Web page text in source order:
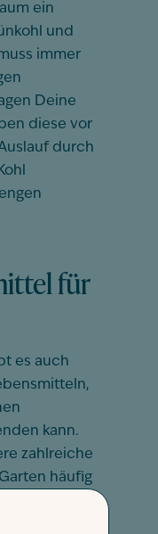
ein
und
immer
Deine
diese vor
durch
für
es auch
kann.
zahlreiche
häufig